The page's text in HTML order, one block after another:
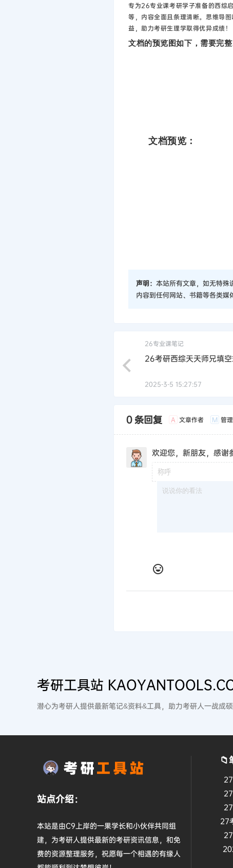
专为26专业课考研学子准备的西综
等，内容全面且条理清晰。思维导
益，助力考研生理学取得优异成绩！
文档的预览图如下，需要完
文档预览：
声明： 本站所有文章，如无特殊
内容到任何网站、书籍等各类媒
26专业课笔记
26考研西综天天师兄填
2025-3-5 15:27:57
0 条回复 A 文章作者 M 管
欢迎您，新朋友，感谢
考研工具站
潜心为考研人提供最新笔记&资料&工具，助力考研人一战成硕
站点介绍：
本站是由C9上岸的一果学长和小伙伴共同组
建，为考研人提供最新的考研资讯信息，和免
费的资源整理服务，祝愿每一个相遇的有缘人
📁
27